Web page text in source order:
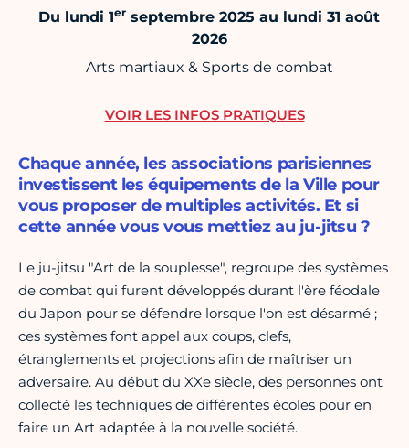
Du lundi 1er septembre 2025 au lundi 31 août
2026
Arts martiaux & Sports de combat
Chaque année, les associations parisiennes
investissent les équipements de la Ville pour
vous proposer de multiples activités. Et si
cette année vous vous mettiez au ju-jitsu ?
Le ju-jitsu "Art de la souplesse", regroupe des systèmes
de combat qui furent développés durant l'ère féodale
du Japon pour se défendre lorsque l'on est désarmé ;
ces systèmes font appel aux coups, clefs,
étranglements et projections afin de maîtriser un
adversaire. Au début du XXe siècle, des personnes ont
collecté les techniques de différentes écoles pour en
faire un Art adaptée à la nouvelle société.
VOIR LES INFOS PRATIQUES